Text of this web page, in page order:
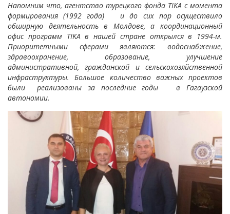
Напомним что, агентство турецкого фонда TIKA с момента
формирования (1992 года) и до сих пор осуществило
обширную деятельность в Молдове, а координационный
офис программ TIKA в нашей стране открылся в 1994-м.
Приоритетными сферами являются: водоснабжение,
здравоохранение, образование, улучшение
административной, гражданской и сельскохозяйственной
инфраструктуры. Большое количество важных проектов
были реализованы за последние годы в Гагаузской
автономии.